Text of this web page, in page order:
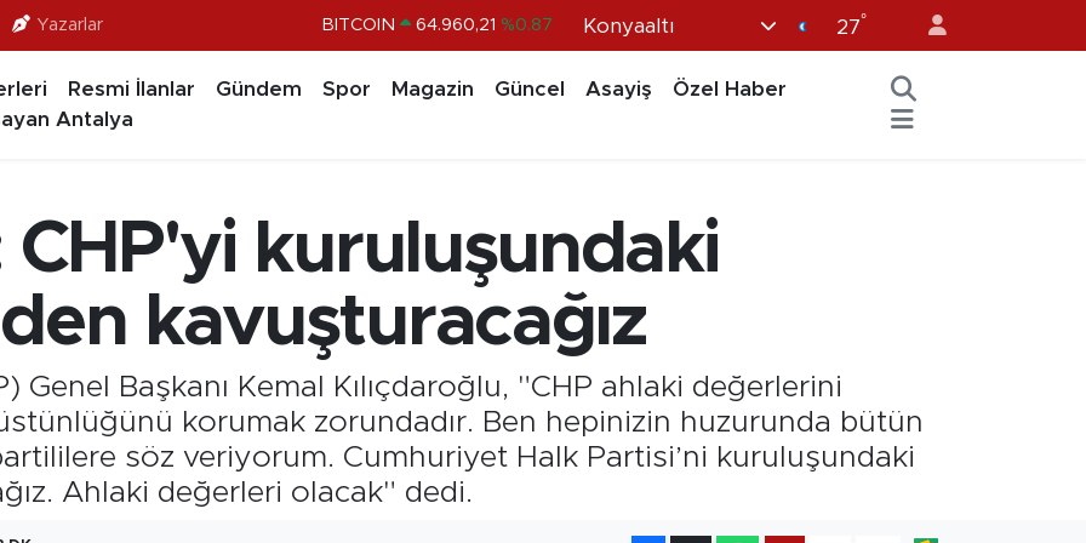
Yazarlar
DOLAR 47,7436 %0.18
EURO 55,2510 %0.32
BİST100 13.779 %-14
Konyaaltı 27°
Resmi İlanlar Gündem Spor Magazin Güncel Asayiş
Özel Haber
Antalya
CHP'yi kuruluşundaki
kavuşturacağız
Genel Başkanı Kemal Kılıçdaroğlu, "CHP ahlaki değerlerini
korumak zorundadır. Ben hepinizin huzurunda bütün
söz veriyorum. Cumhuriyet Halk Partisi’ni kuruluşundaki
Ahlaki değerleri olacak" dedi.